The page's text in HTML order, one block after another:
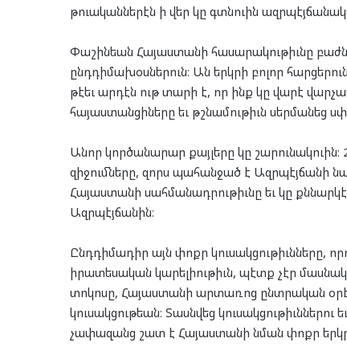
թուականներէն ի վեր կը գտնուին
Փաշինեան Հայաստանի հասարակութիւնը
ընդդիմախօսներուն։ Ան երկրի բոլոր
թէեւ արդէն ութ տարի է, որ ինք կը վարէ
հայաստանցիները եւ թշնամութիւն սերմանեց
Անոր կործանարար քայլերը կը
զիջումները, զորս պահանջած է Ազրպէյճանի
Հայաստանի սահմանադրութիւնը եւ կը
Ազրպէյճանին։
Ընդդիմադիր այն փոքր կուսակցութիւնները,
իրատեսական կարելիութիւն, պէտք չէր
տոկոսը, Հայաստանի արտառոց ընտրական
կուսակցութեան։ Տասնվեց կուսակցութիւններու
չափազանց շատ է Հայաստանի նման փոքր